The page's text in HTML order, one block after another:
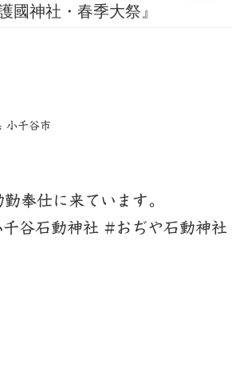
國神社・春季大祭』
小千谷市
奉仕に来ています。
谷石動神社 #おぢや石動神社